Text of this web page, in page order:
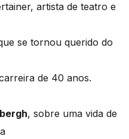
artista de teatro e
se tornou querido do
de 40 anos.
, sobre uma vida de